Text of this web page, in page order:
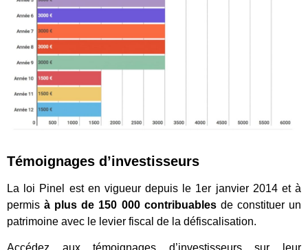
Témoignages d’investisseurs
La loi Pinel est en vigueur depuis le 1er janvier 2014 et à
permisà plus de 150 000 contribuablesde constituer un
patrimoine avec le levier fiscal de la défiscalisation.
Accédez aux témoignages d’investisseurs sur leur